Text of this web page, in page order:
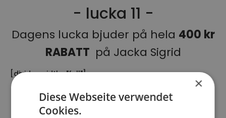
- lucka 11 -
Dagens lucka bjuder på hela 400 kr
RABATT på Jacka Sigrid
[divider width="full"]
×
Diese Webseite verwendet
Cookies.